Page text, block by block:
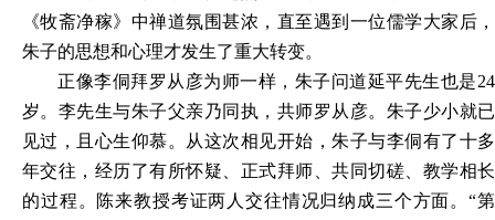
《牧斋净稼》中禅道氛围甚浓，直至遇到一位儒学大家后，
朱子的思想和心理才发生了重大转变。
正像李侗拜罗从彦为师一样，朱子问道延平先生也是24
岁。李先生与朱子父亲乃同执，共师罗从彦。朱子少小就已
见过，
且 心生仰慕。 从这次相见开始，朱子与李侗有了十多
年交往，经历了有所怀疑
正式拜师 、共同切磋
教学相长
的过程。陈来教授考证两人交往情况归纳成三个方面。“第